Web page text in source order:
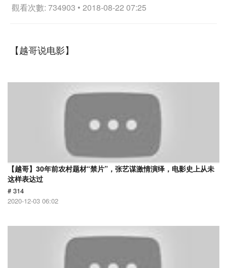
觀看次數: 734903 • 2018-08-22 07:25
【越哥说电影】
【越哥】30年前农村题材“禁片”，张艺谋激情演绎，电影史上从未
这样表达过
# 314
2020-12-03 06:02